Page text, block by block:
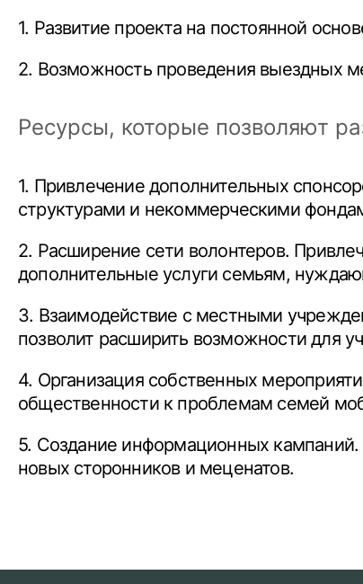
1. Развитие проекта на постоянной
2. Возможность проведения выездных
Ресурсы, которые позволяют
1. Привлечение дополнительных
структурами и некоммерческими
2. Расширение сети волонтеров.
дополнительные услуги семьям,
3. Взаимодействие с местными
позволит расширить возможности для
4. Организация собственных
общественности к проблемам семей
5. Создание информационных
новых сторонников и меценатов.